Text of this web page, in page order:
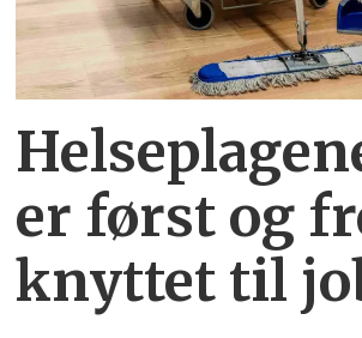
er først og
knyttet til